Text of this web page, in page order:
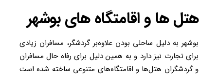
هتل ها و اقامتگاه های بوشهر
بوشهر به دلیل ساحلی بودن علاوه‌بر گردشگر، مسافران زیادی
برای تجارت نیز دارد و به همین دلیل برای رفاه حال مسافران
و گردشگران هتل‌ها و اقامتگاه‌های متنوعی ساخته شده است